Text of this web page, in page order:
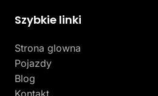
Szybkie linki
Strona glowna
Pojazdy
Blog
Kontakt